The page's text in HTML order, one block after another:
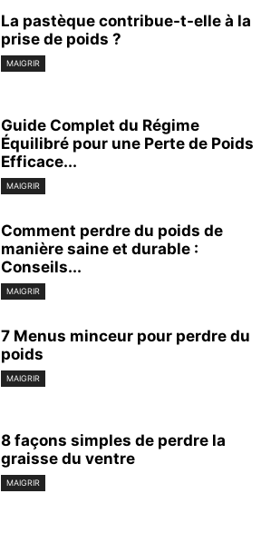
La pastèque contribue-t-elle à la
prise de poids ?
MAIGRIR
Guide Complet du Régime
Équilibré pour une Perte de Poids
Efficace...
MAIGRIR
Comment perdre du poids de
manière saine et durable :
Conseils...
MAIGRIR
7 Menus minceur pour perdre du
poids
MAIGRIR
8 façons simples de perdre la
graisse du ventre
MAIGRIR